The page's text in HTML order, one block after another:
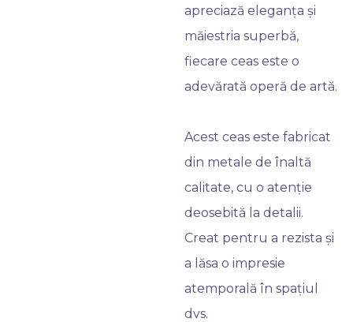
apreciază eleganța și
măiestria superbă,
fiecare ceas este o
adevărată operă de artă.
Acest ceas este fabricat
din metale de înaltă
calitate, cu o atenție
deosebită la detalii.
Creat pentru a rezista și
a lăsa o impresie
atemporală în spațiul
dvs.